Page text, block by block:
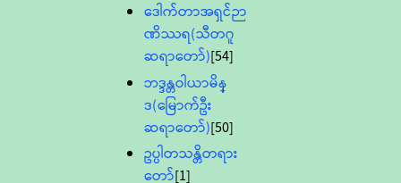
ဒေါက်တာအရှင်ဉာ
ဏိဿရ(သီတဂူ
ဆရာတော်)[54]
ဘဒ္ဒန္တဝါယာမိန္
ဒ(မြောက်ဦး
ဆရာတော်)[50]
ဥပ္ပါတသန္တိတရား
တော်[1]